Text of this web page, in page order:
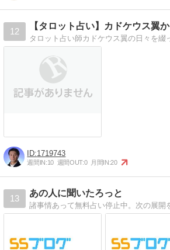
12
【タロット占い】カドケウス翼
タロット占い師カドケウス翼の日々を綴
1719743
週間IN:10 週間OUT:0 月間IN:20
13
あの人に聞いたろっと
諸事情あって無料占い停止中。次の展開